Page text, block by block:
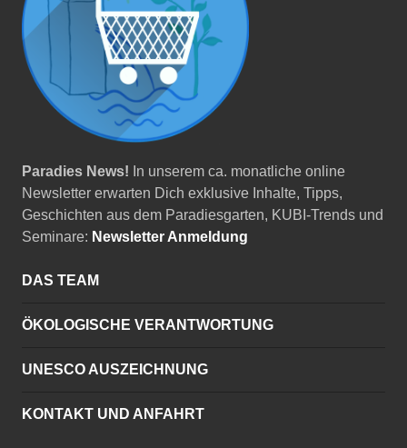
Paradies News! In unserem ca. monatliche online
Newsletter erwarten Dich exklusive Inhalte, Tipps,
Geschichten aus dem Paradiesgarten, KUBI-Trends und
Seminare: Newsletter Anmeldung
DAS TEAM
ÖKOLOGISCHE VERANTWORTUNG
UNESCO AUSZEICHNUNG
KONTAKT UND ANFAHRT